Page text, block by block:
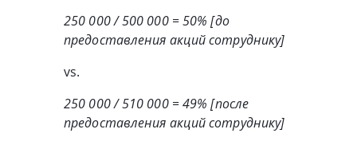
250 000 / 500 000 = 50% [до
предоставления акций сотруднику]
vs.
250 000 / 510 000 = 49% [после
предоставления акций сотруднику]